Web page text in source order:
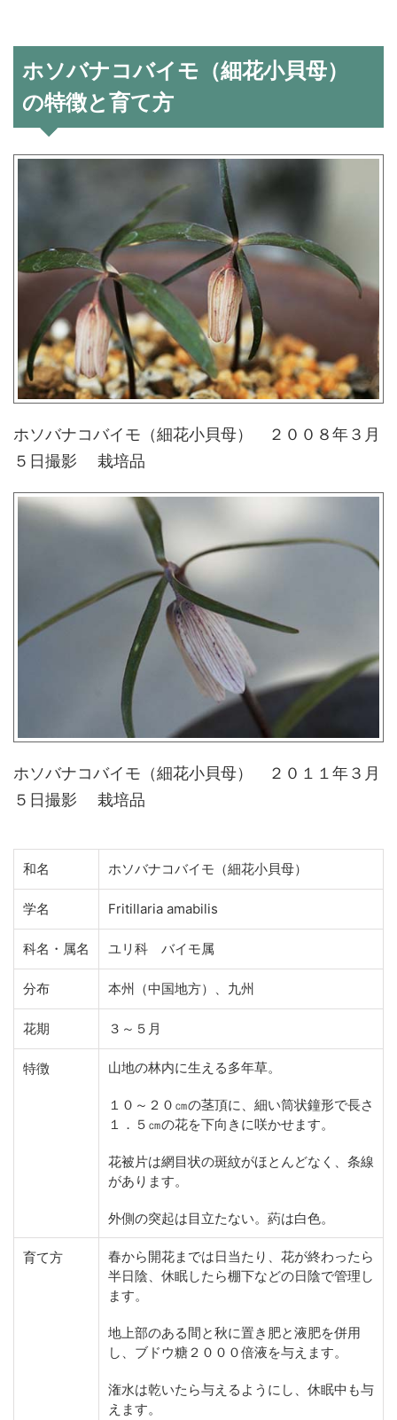
ホソバナコバイモ（細花小貝母）
の特徴と育て方
ホソバナコバイモ（細花小貝母） ２００８年３月
５日撮影 栽培品
ホソバナコバイモ（細花小貝母） ２０１１年３月
５日撮影 栽培品
和名 ホソバナコバイモ（細花小貝母）
学名 Fritillaria amabilis
科名・属名 ユリ科 バイモ属
分布 本州（中国地方）、九州
花期 ３～５月
特徴 山地の林内に生える多年草。
１０～２０㎝の茎頂に、細い筒状鐘形で長さ
１．５㎝の花を下向きに咲かせます。
花被片は網目状の斑紋がほとんどなく、条線
があります。
外側の突起は目立たない。葯は白色。
育て方
春から開花までは日当たり、花が終わったら
半日陰、休眠したら棚下などの日陰で管理し
ます。
地上部のある間と秋に置き肥と液肥を併用
し、ブドウ糖２０００倍液を与えます。
潅水は乾いたら与えるようにし、休眠中も与
えます。